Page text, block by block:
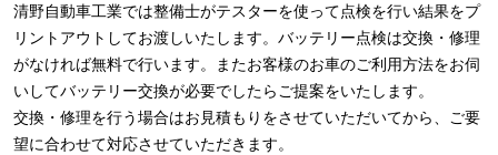
清野自動車工業では整備士がテスターを使って点検を行い結果をプ
リントアウトしてお渡しいたします。バッテリー点検は交換・修理
がなければ無料で行います。またお客様のお車のご利用方法をお伺
いしてバッテリー交換が必要でしたらご提案をいたします。
交換・修理を行う場合はお見積もりをさせていただいてから、ご要
望に合わせて対応させていただきます。